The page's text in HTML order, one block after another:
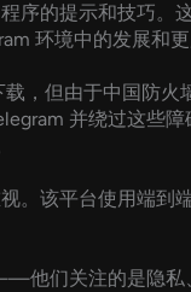
序的提示和技巧
环境中的发展和更
，但由于中国防
并绕过这些
。该平台使用端
他们关注的是隐